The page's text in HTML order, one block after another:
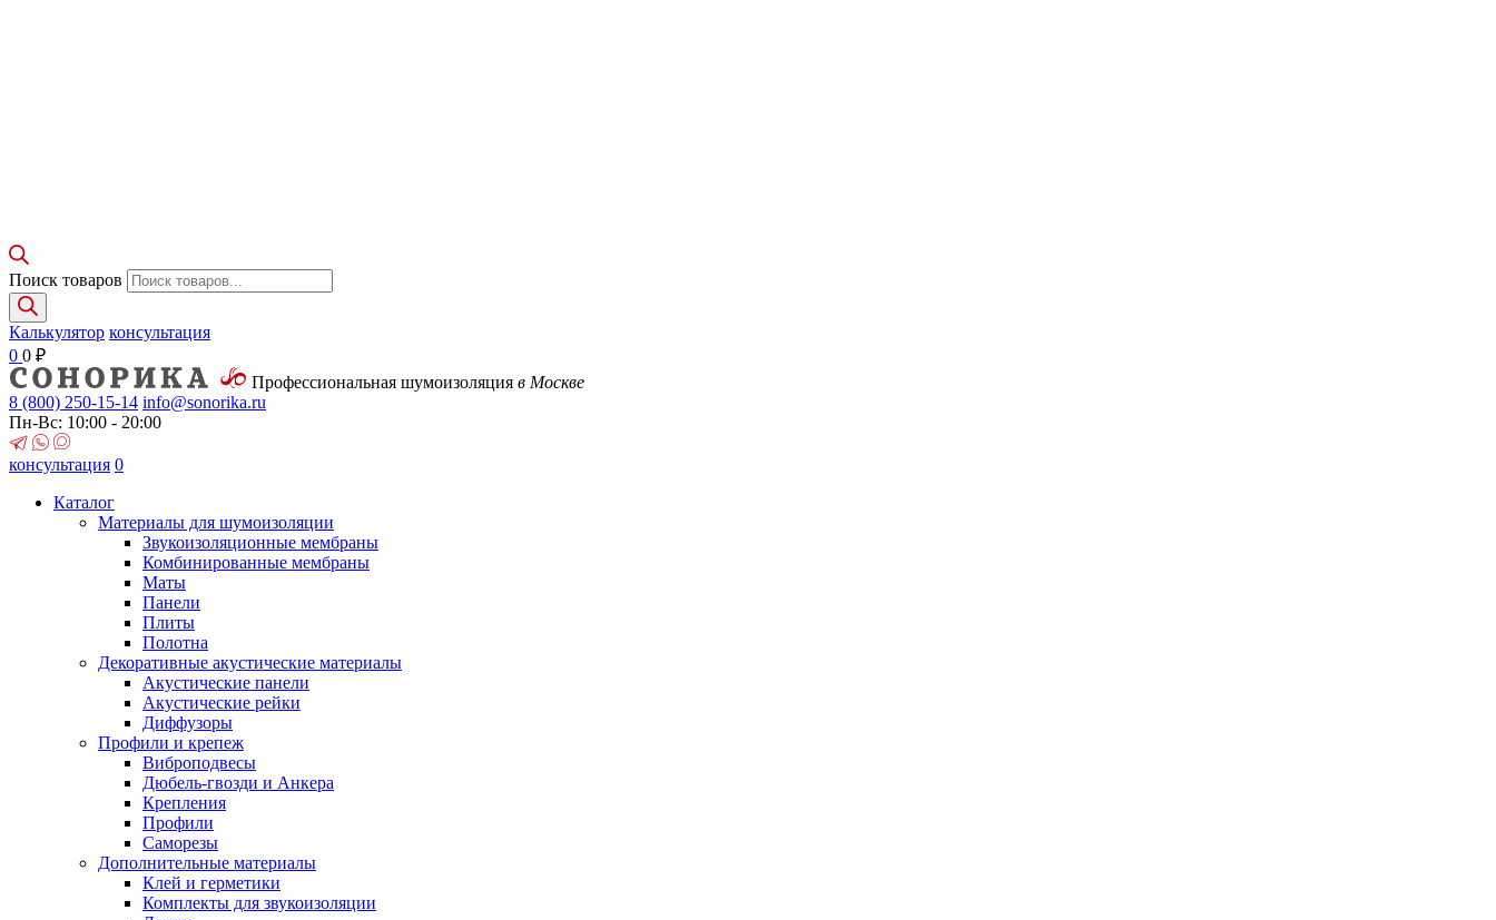
Поиск товаров
Калькулятор консультация
0 0 ₽
Профессиональная шумоизоляция в Москве
8 (800) 250-15-14 info@sonorika.ru
Пн-Вс: 10:00 - 20:00
консультация 0
Каталог
Материалы для шумоизоляции
Звукоизоляционные мембраны
Комбинированные мембраны
Маты
Панели
Плиты
Полотна
Декоративные акустические материалы
Акустические панели
Акустические рейки
Диффузоры
Профили и крепеж
Виброподвесы
Дюбель-гвозди и Анкера
Крепления
Профили
Саморезы
Дополнительные материалы
Клей и герметики
Комплекты для звукоизоляции